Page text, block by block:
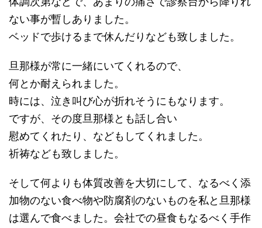
ない事が暫しありました。
ベッドで歩けるまで休んだりなども致しました。
旦那様が常に一緒にいてくれるので、
何とか耐えられました。
時には、泣き叫び心が折れそうにもなります。
ですが、その度旦那様とも話し合い
慰めてくれたり、などもしてくれました。
祈祷なども致しました。
そして何よりも体質改善を大切にして、なるべく添
加物のない食べ物や防腐剤のないものを私と旦那様
は選んで食べました。会社での昼食もなるべく手作